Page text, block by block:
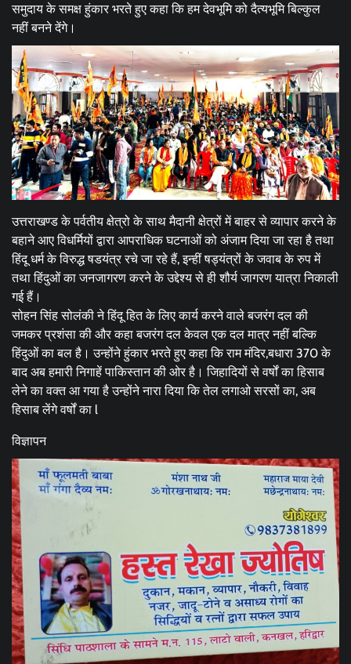
समुदाय के समक्ष हुंकार भरते हुए कहा कि हम देवभूमि को दैत्यभूमि बिल्कुल
नहीं बनने देंगे।
उत्तराखण्ड के पर्वतीय क्षेत्रो के साथ मैदानी क्षेत्रों में बाहर से व्यापार करने के
बहाने आए विधर्मियों द्वारा आपराधिक घटनाओं को अंजाम दिया जा रहा है तथा
हिंदू धर्म के विरुद्ध षडयंत्र रचे जा रहे हैं, इन्हीं षड्यंत्रों के जवाब के रुप में
तथा हिंदुओं का जनजागरण करने के उद्देश्य से ही शौर्य जागरण यात्रा निकाली
गई हैं।
सोहन सिंह सोलंकी ने हिंदू हित के लिए कार्य करने वाले बजरंग दल की
जमकर प्रशंसा की और कहा बजरंग दल केवल एक दल मात्र नहीं बल्कि
हिंदुओं का बल है। उन्होंने हुंकार भरते हुए कहा कि राम मंदिर,बधारा 370 के
बाद अब हमारी निगाहें पाकिस्तान की ओर है। जिहादियों से वर्षों का हिसाब
लेने का वक्त आ गया है उन्होंने नारा दिया कि तेल लगाओ सरसों का, अब
हिसाब लेंगे वर्षों का l
विज्ञापन